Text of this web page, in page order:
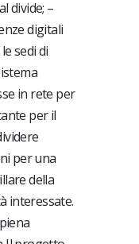
divide; –
digitali
sedi di
in rete per
per il
per una
della
interessate.